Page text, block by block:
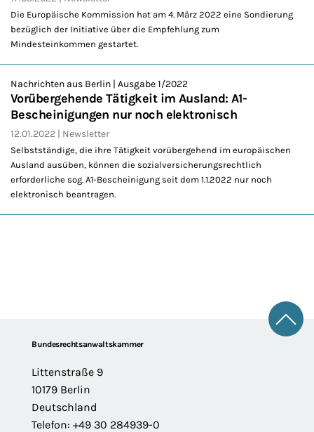
Die Europäische Kommission hat am 4. März 2022 eine Sondierung
bezüglich der Initiative über die Empfehlung zum
Mindesteinkommen gestartet.
Nachrichten aus Berlin | Ausgabe 1/2022
Vorübergehende Tätigkeit im Ausland: A1-
Bescheinigungen nur noch elektronisch
12.01.2022 Newsletter
Selbstständige, die ihre Tätigkeit vorübergehend im europäischen
Ausland ausüben, können die sozialversicherungsrechtlich
erforderliche sog. A1-Bescheinigung seit dem 1.1.2022 nur noch
elektronisch beantragen.
FooterBundesrechtsanwaltskammer
Littenstraße 9
10179 Berlin
Deutschland
Telefon: +49 30 284939-0